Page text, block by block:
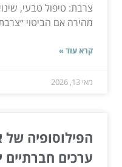
צרבת: טיפול טבעי,
מהירה אם הביטוי
קרא עוד »
מאי 13, 2026
הפילוסופיה של
ערכים חברתיים